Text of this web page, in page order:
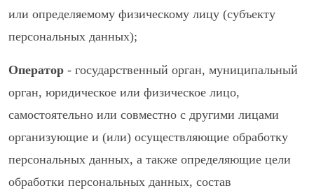
или определяемому физическому лицу (субъекту
персональных данных);
Оператор - государственный орган, муниципальный
орган, юридическое или физическое лицо,
самостоятельно или совместно с другими лицами
организующие и (или) осуществляющие обработку
персональных данных, а также определяющие цели
обработки персональных данных, состав